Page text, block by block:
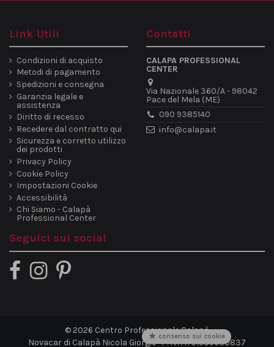
Link Utili
Condizioni di acquisto
Metodi di pagamento
Spedizioni e consegna
Garanzia legale e
assistenza
Diritto di recesso
Recedere dal contratto qui
Sicurezza e corretto utilizzo
dei prodotti
Privacy Policy
Cookie Policy
Impostazioni Cookie
Accessibilità
Chi Siamo - Calapà
Professional Center
Contatti
CALAPA PROFESSIONAL
CENTER
Via Nazionale 360/A - 98042
Pace del Mela (ME)
090 9385140
info@calapa.it
Seguici sui social
© 2026 Centro Professionale Calapà
Novacar di Calapà Nicola Giorgio · P. IVA IT01985630837
consenso sui cookie